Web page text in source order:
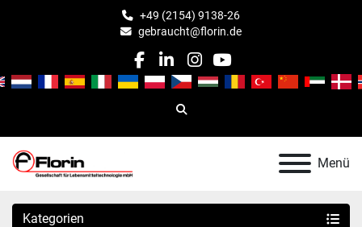
+49 (2154) 9138-26
gebraucht@florin.de
facebook
linkedin
instagram
youtube
Suche
Menü
Kategorien